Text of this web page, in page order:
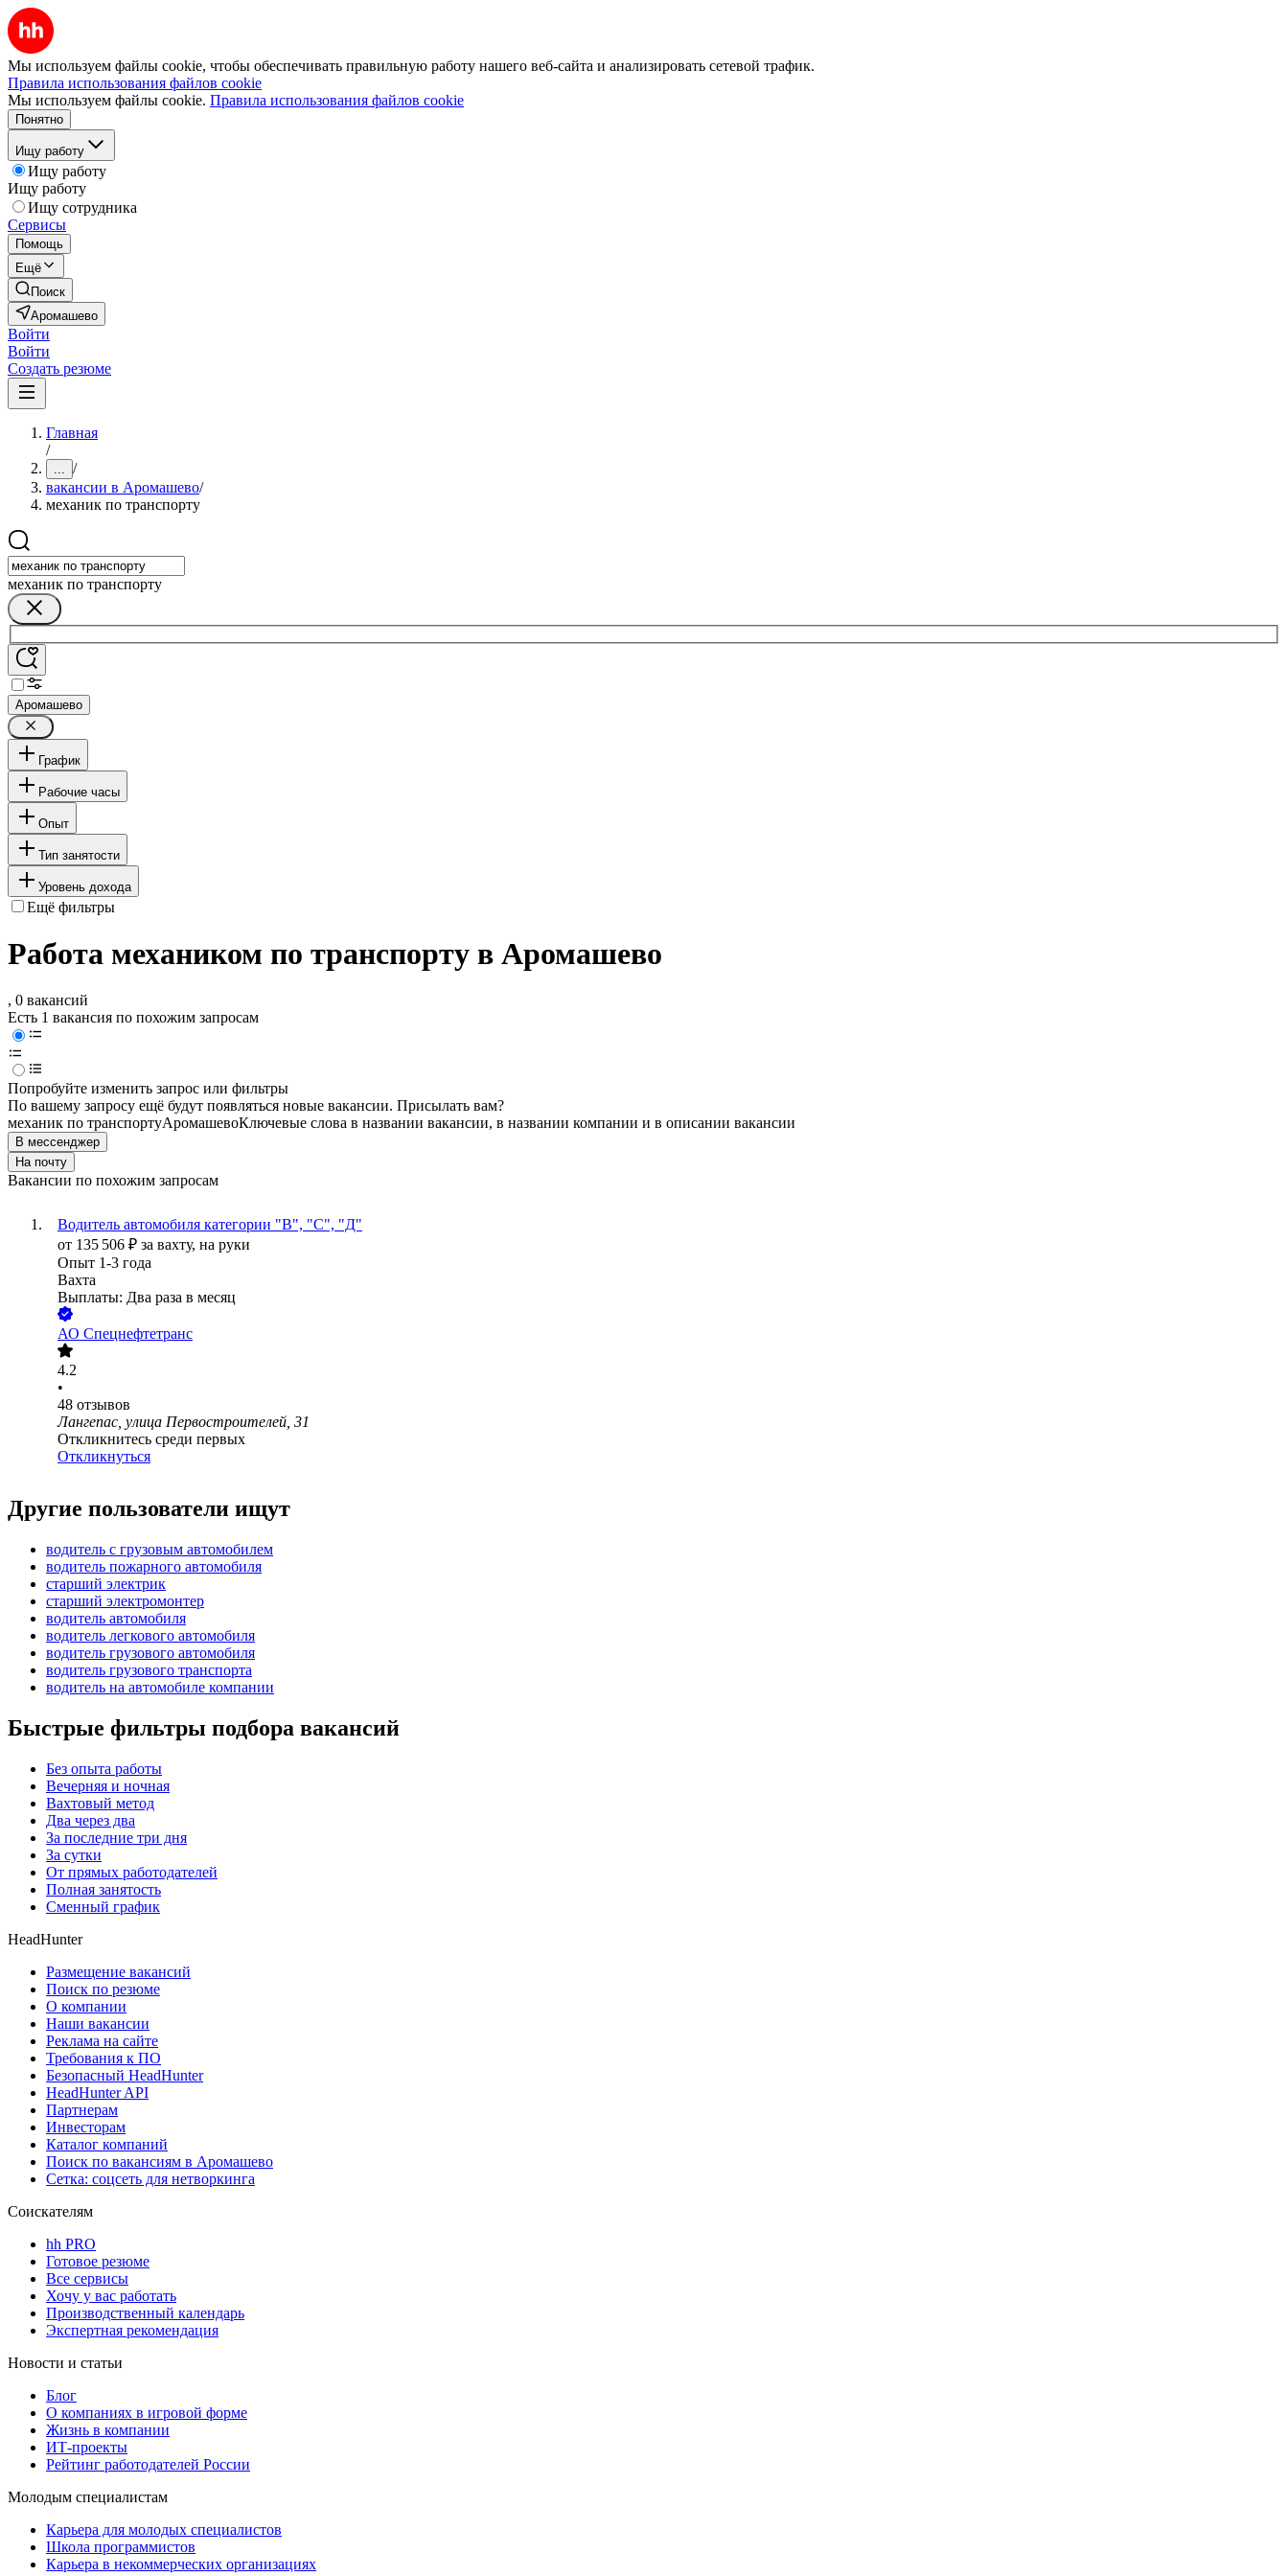
Мы используем файлы cookie, чтобы обеспечивать правильную работу нашего веб-сайта и анализировать сетевой трафик.
Правила использования файлов cookie
Мы используем файлы cookie. Правила использования файлов cookie
Понятно
Ищу работу
Ищу работу
Ищу работу
Ищу сотрудника
Сервисы
Помощь
Ещё
Поиск
Аромашево
Войти
Войти
Создать резюме
Главная
/
... /
вакансии в Аромашево/
механик по транспорту
механик по транспорту
Аромашево
График
Рабочие часы
Опыт
Тип занятости
Уровень дохода
Ещё фильтры
Работа механиком по транспорту в Аромашево
, 0 вакансий
Есть 1 вакансия по похожим запросам
Попробуйте изменить запрос или фильтры
По вашему запросу ещё будут появляться новые вакансии. Присылать вам?
механик по транспортуАромашевоКлючевые слова в названии вакансии, в названии компании и в описании вакансии
В мессенджер
На почту
Вакансии по похожим запросам
Водитель автомобиля категории "В", "С", "Д"
от 135 506 ₽ за вахту, на руки
Опыт 1-3 года
Вахта
Выплаты: Два раза в месяц
АО Спецнефтетранс
4.2
•
48 отзывов
Лангепас, улица Первостроителей, 31
Откликнитесь среди первых
Откликнуться
Другие пользователи ищут
водитель с грузовым автомобилем
водитель пожарного автомобиля
старший электрик
старший электромонтер
водитель автомобиля
водитель легкового автомобиля
водитель грузового автомобиля
водитель грузового транспорта
водитель на автомобиле компании
Быстрые фильтры подбора вакансий
Без опыта работы
Вечерняя и ночная
Вахтовый метод
Два через два
За последние три дня
За сутки
От прямых работодателей
Полная занятость
Сменный график
HeadHunter
Размещение вакансий
Поиск по резюме
О компании
Наши вакансии
Реклама на сайте
Требования к ПО
Безопасный HeadHunter
HeadHunter API
Партнерам
Инвесторам
Каталог компаний
Поиск по вакансиям в Аромашево
Сетка: соцсеть для нетворкинга
Соискателям
hh PRO
Готовое резюме
Все сервисы
Хочу у вас работать
Производственный календарь
Экспертная рекомендация
Новости и статьи
Блог
О компаниях в игровой форме
Жизнь в компании
ИТ-проекты
Рейтинг работодателей России
Молодым специалистам
Карьера для молодых специалистов
Школа программистов
Карьера в некоммерческих организациях